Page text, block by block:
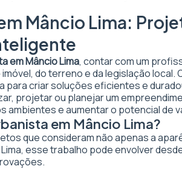
Mâncio Lima:
em Mâncio Lima, contar com um
do terreno e da legislação
criar soluções eficientes e
projetar ou planejar um
ambientes e aumentar o potencial de
em Mâncio Lima?
que consideram não apenas a
esse trabalho pode envolver